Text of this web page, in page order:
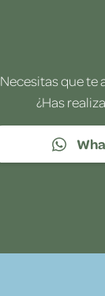
que te
¿Has